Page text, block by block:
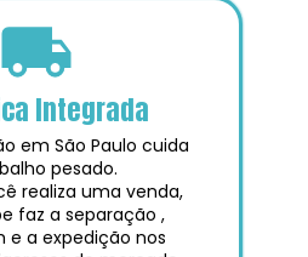
Integrada
em São Paulo cuida
pesado.
realiza uma venda,
faz a separação ,
e a expedição nos